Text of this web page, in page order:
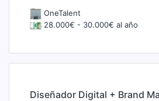
OneTalent
28.000€ - 30.000€ al año
Diseñador Digital + Brand